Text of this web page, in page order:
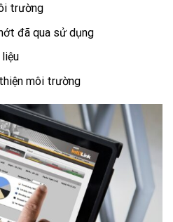
trường
đã qua sử dụng
môi trường